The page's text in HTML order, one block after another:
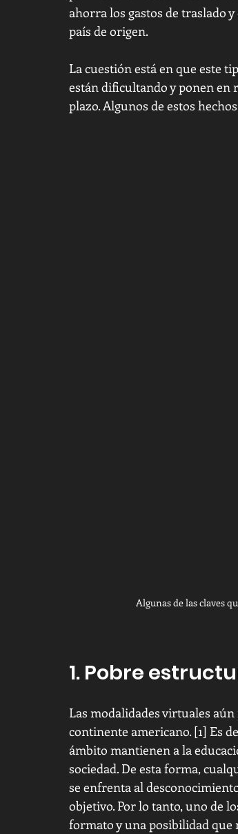
ahorra los gastos de traslado
país de origen.
La cuestión está en que este
están dificultando y ponen en
plazo. Algunos de estos
Algunas de las claves
1. Pobre
Las modalidades virtuales
continente americano. [1] Es
ámbito mantienen a la
sociedad. De esta forma,
se enfrenta al
objetivo. Por lo tanto, uno de
formato y una posibilidad que